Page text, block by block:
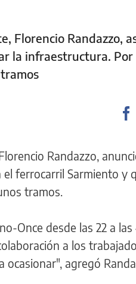
Florencio Randazzo,
la infraestructura. Por
Randazzo,
ferrocarril Sarmiento y
tramos.
Once desde las 22 a
a los
agregó